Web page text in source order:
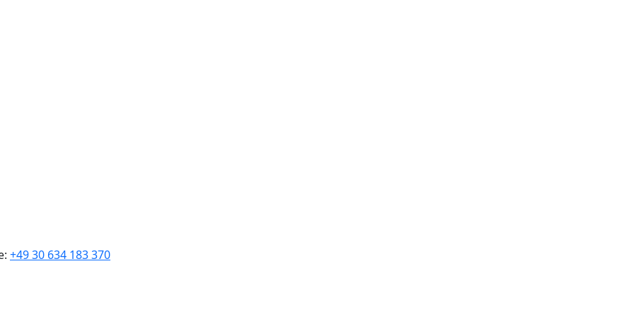
+49 30 634 183 370